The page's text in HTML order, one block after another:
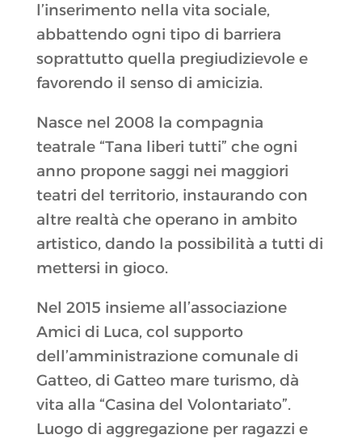
l’inserimento nella vita sociale,
abbattendo ogni tipo di barriera
soprattutto quella pregiudizievole e
favorendo il senso di amicizia.
Nasce nel 2008 la compagnia
teatrale “Tana liberi tutti” che ogni
anno propone saggi nei maggiori
teatri del territorio, instaurando con
altre realtà che operano in ambito
artistico, dando la possibilità a tutti di
mettersi in gioco.
Nel 2015 insieme all’associazione
Amici di Luca, col supporto
dell’amministrazione comunale di
Gatteo, di Gatteo mare turismo, dà
vita alla “Casina del Volontariato”.
Luogo di aggregazione per ragazzi e